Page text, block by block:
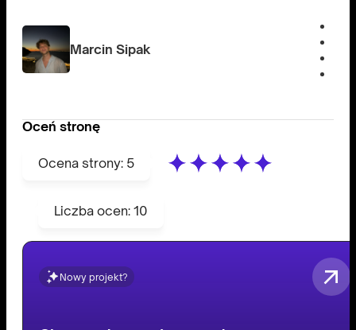
Marcin Sipak
Oceń stronę
Ocena strony: 5
Liczba ocen: 10
Nowy projekt?